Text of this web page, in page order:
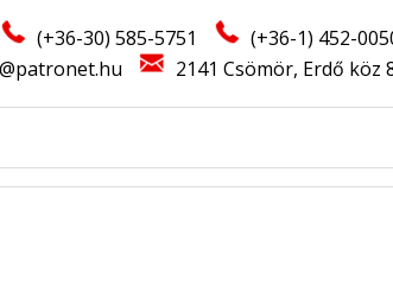
(+36-30) 585-5751
(+36-1) 452-
2141 Csömör, Erdő köz